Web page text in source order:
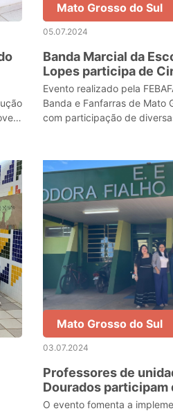
Mato Grosso do Sul
05.07.2024
Banda Marcial da
Lopes participa de
Fanfarras, em Porto
Evento realizado pela
Banda e Fanfarras de Mato
com participação de
Mato Grosso do Sul
03.07.2024
Professores de
Dourados participam de Prêmio
Nacional da Liga
O evento fomenta a